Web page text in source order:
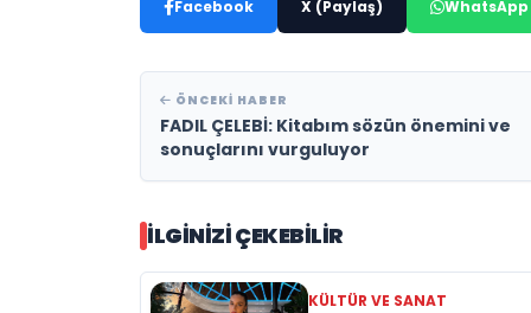
Facebook X (Paylaş) WhatsApp
ÖNCEKI HABER
FADIL ÇELEBİ: Kitabım sözün önemini ve
sonuçlarını vurguluyor
İLGINIZI ÇEKEBILIR
KÜLTÜR VE SANAT